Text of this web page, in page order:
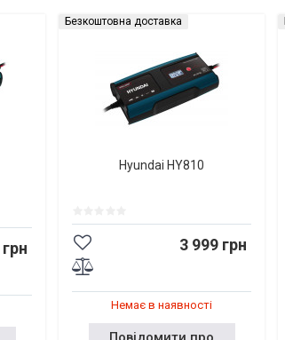
Безкоштовна доставка
Hyundai HY810
3 999 грн
Немає в наявності